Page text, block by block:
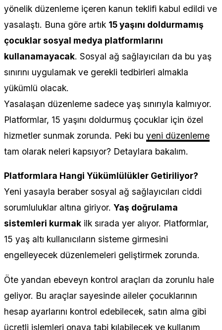
yönelik düzenleme içeren kanun teklifi kabul edildi ve
yasalaştı. Buna göre artık 15 yaşını doldurmamış
çocuklar sosyal medya platformlarını
kullanamayacak. Sosyal ağ sağlayıcıları da bu yaş
sınırını uygulamak ve gerekli tedbirleri almakla
yükümlü olacak.
Yasalaşan düzenleme sadece yaş sınırıyla kalmıyor.
Platformlar, 15 yaşını doldurmuş çocuklar için özel
hizmetler sunmak zorunda. Peki bu yeni düzenleme
tam olarak neleri kapsıyor? Detaylara bakalım.
Platformlara Hangi Yükümlülükler Getiriliyor?
Yeni yasayla beraber sosyal ağ sağlayıcıları ciddi
sorumluluklar altına giriyor. Yaş doğrulama
sistemleri kurmak ilk sırada yer alıyor. Platformlar,
15 yaş altı kullanıcıların sisteme girmesini
engelleyecek düzenlemeleri geliştirmek zorunda.
Öte yandan ebeveyn kontrol araçları da zorunlu hale
geliyor. Bu araçlar sayesinde aileler çocuklarının
hesap ayarlarını kontrol edebilecek, satın alma gibi
ücretli işlemleri onaya tabi kılabilecek ve kullanım